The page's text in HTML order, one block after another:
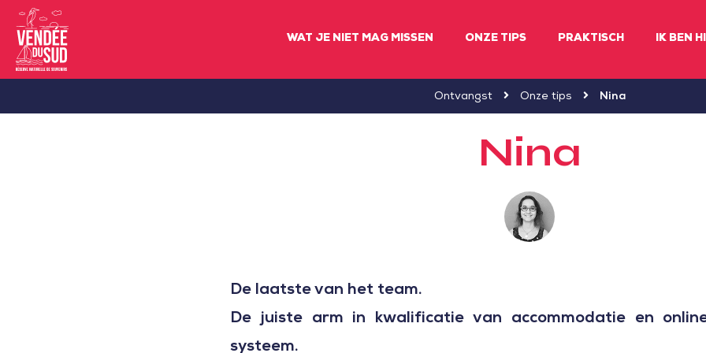
Sud
WAT JE NIET MAG MISSEN ONZE TIPS PRAKTISCH IK BEN
Ontvangst Onze tips Nina
Nina
De laatste van het team.
De juiste arm in kwalificatie van accommodatie en
systeem.